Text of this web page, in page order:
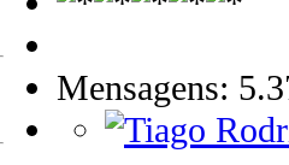
Mensagens: